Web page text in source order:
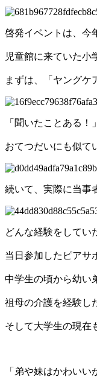
啓発イベントは、今
児童館に来ていた小
まずは、「ヤングケ
「聞いたことある
おてつだいにも似て
続いて、実際に当事
どんな経験をしてい
当日参加したピアサ
中学生の頃から幼い
祖母の介護を経験し
そして大学生の現在
「弟や妹はかわい